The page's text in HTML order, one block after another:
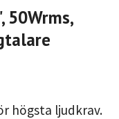
50Wrms,
högsta ljudkrav.